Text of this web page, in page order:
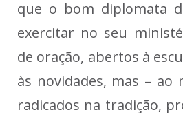
que o bom diplomata
exercitar no seu
de oração, abertos à
às novidades, mas – ao
radicados na tradição,